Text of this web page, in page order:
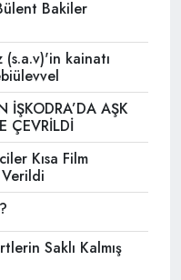
Bakiler
kainatı
İŞKODRA’DA AŞK
ÇEVRİLDİ
Kısa Film
Saklı Kalmış